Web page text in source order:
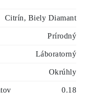
Citrín, Biely Diamant
Prírodný
Láboratorný
Okrúhly
0.18